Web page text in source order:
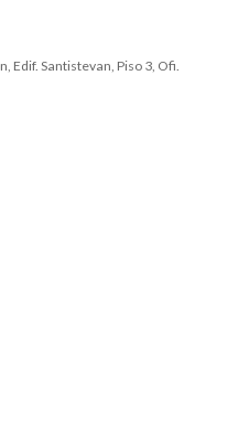
Edif. Santistevan, Piso 3, Ofi.